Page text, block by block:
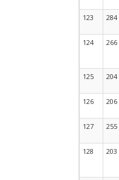
123 284
124 266
125 204
126 206
127 255
128 203